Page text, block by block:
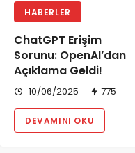
HABERLER
ChatGPT Erişim
Sorunu: OpenAI’dan
Açıklama Geldi!
10/06/2025 775
DEVAMINI OKU